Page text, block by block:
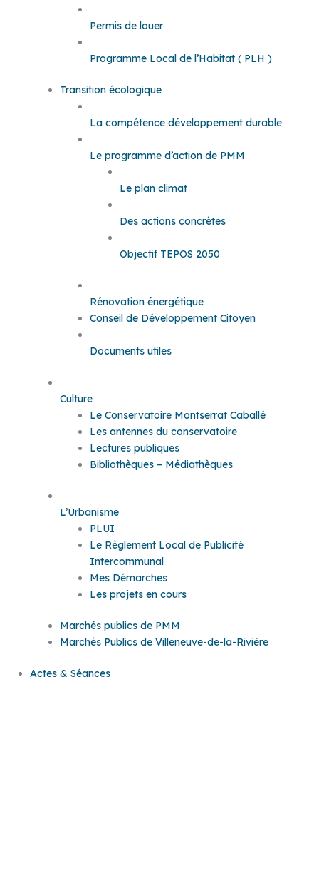
Permis de louer
Programme Local de l’Habitat ( PLH )
Transition écologique
La compétence développement durable
Le programme d’action de PMM
Le plan climat
Des actions concrètes
Objectif TEPOS 2050
Rénovation énergétique
Conseil de Développement Citoyen
Documents utiles
Culture
Le Conservatoire Montserrat Caballé
Les antennes du conservatoire
Lectures publiques
Bibliothèques – Médiathèques
L’Urbanisme
PLUI
Le Règlement Local de Publicité
Intercommunal
Mes Démarches
Les projets en cours
Marchés publics de PMM
Marchés Publics de Villeneuve-de-la-Rivière
Actes & Séances